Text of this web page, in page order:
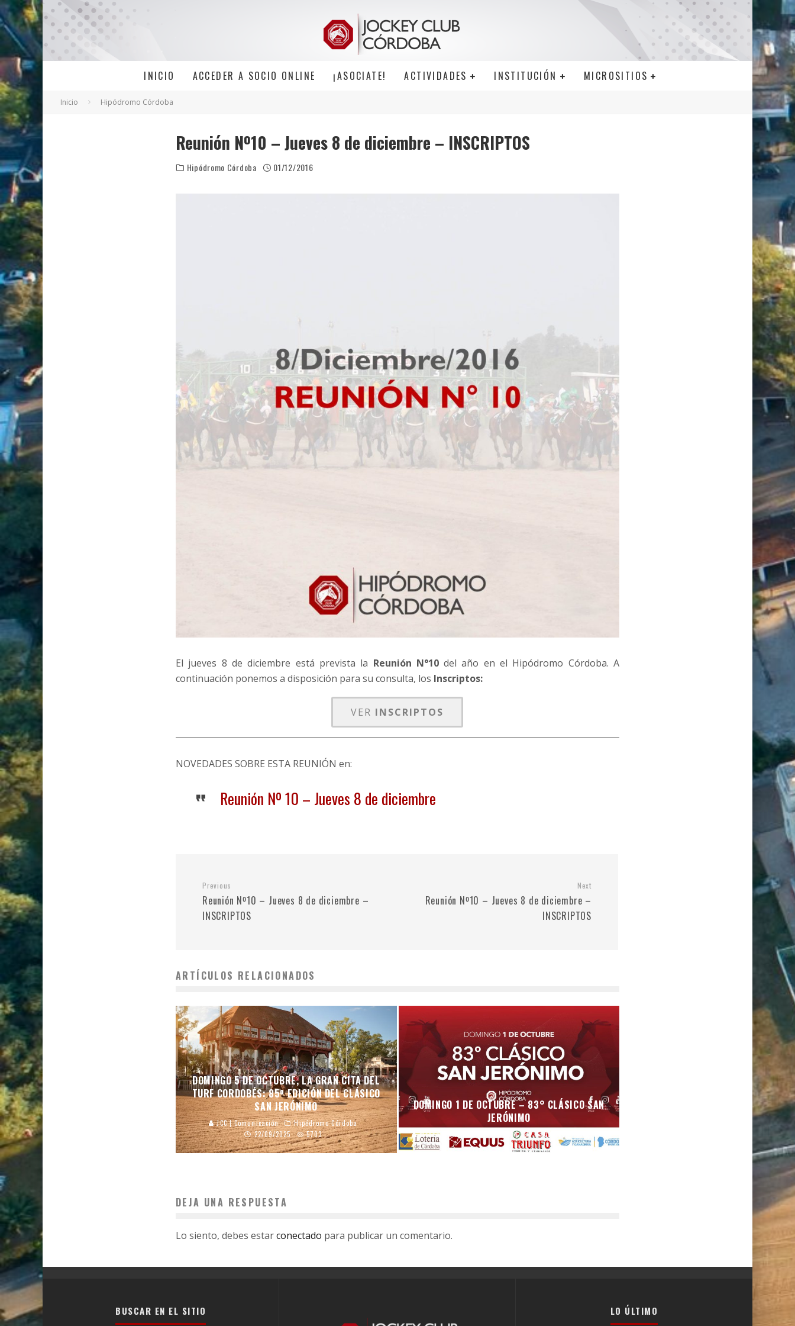
INICIO ACCEDER A SOCIO ONLINE ¡ASOCIATE! ACTIVIDADES INSTITUCIÓN MICROSITIOS
Inicio Hipódromo Córdoba
Reunión Nº10 – Jueves 8 de diciembre – INSCRIPTOS
Hipódromo Córdoba 01/12/2016
El jueves 8 de diciembre está prevista la Reunión N°10del año en el Hipódromo Córdoba. A
continuación ponemos a disposición para su consulta, los Inscriptos:
VER INSCRIPTOS
NOVEDADES SOBRE ESTA REUNIÓN en:
Reunión Nº 10 – Jueves 8 de diciembre
Previous
Reunión Nº10 – Jueves 8 de diciembre –
INSCRIPTOS
Next
Reunión Nº10 – Jueves 8 de diciembre –
INSCRIPTOS
ARTÍCULOS RELACIONADOS
DOMINGO 5 DE OCTUBRE, LA GRAN CITA DEL
TURF CORDOBÉS: 85º EDICIÓN DEL CLÁSICO
SAN JERÓNIMO
JCC | Comunicación
Hipódromo Córdoba
22/09/2025
5703
DOMINGO 1 DE OCTUBRE – 83° CLÁSICO SAN
JERÓNIMO
mraso Hipódromo Córdoba 15/09/2023
DEJA UNA RESPUESTA
Lo siento, debes estarconectado para publicar un comentario.
BUSCAR EN EL SITIO LO ÚLTIMO